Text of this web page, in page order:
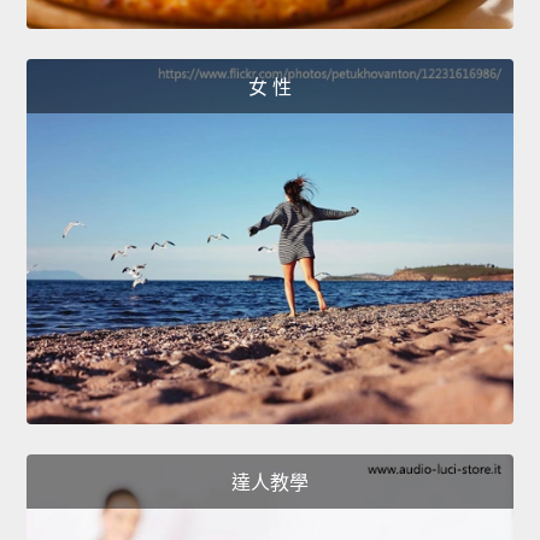
女 性
達人教學